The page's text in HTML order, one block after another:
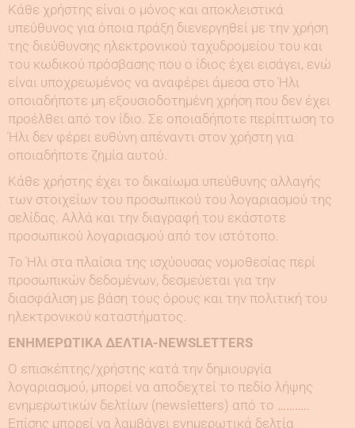
Κάθε χρήστης είναι ο μόνος και αποκλειστικά
υπεύθυνος για όποια πράξη διενεργηθεί με την χρήση
της διεύθυνσης ηλεκτρονικού ταχυδρομείου του και
του κωδικού πρόσβασης που ο ίδιος έχει εισάγει, ενώ
είναι υποχρεωμένος να αναφέρει άμεσα στο Ήλι
οποιαδήποτε μη εξουσιοδοτημένη χρήση που δεν έχει
προέλθει από τον ίδιο. Σε οποιαδήποτε περίπτωση το
Ήλι δεν φέρει ευθύνη απέναντι στον χρήστη για
οποιαδήποτε ζημία αυτού.
Κάθε χρήστης έχει το δικαίωμα υπεύθυνης αλλαγής
των στοιχείων του προσωπικού του λογαριασμού της
σελίδας. Αλλά και την διαγραφή του εκάστοτε
προσωπικού λογαριασμού από τον ιστότοπο.
Το Ήλι στα πλαίσια της ισχύουσας νομοθεσίας περί
προσωπικών δεδομένων, δεσμεύεται για την
διασφάλιση με βάση τους όρους και την πολιτική του
ηλεκτρονικού καταστήματος.
ΕΝΗΜΕΡΩΤΙΚΑ ΔΕΛΤΙΑ-NEWSLETTERS
O επισκέπτης/χρήστης κατά την δημιουργία
λογαριασμού, μπορεί να αποδεχτεί το πεδίο λήψης
ενημερωτικών δελτίων (newsletters) από το ………..
Επίσης μπορεί να λαμβάνει ενημερωτικά δελτία